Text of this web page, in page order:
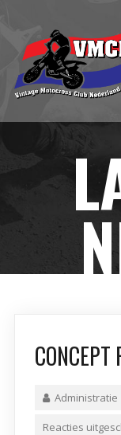
Administratie
Reacties